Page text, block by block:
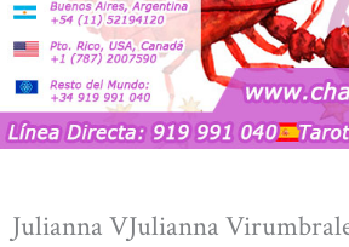
Julianna VJulianna